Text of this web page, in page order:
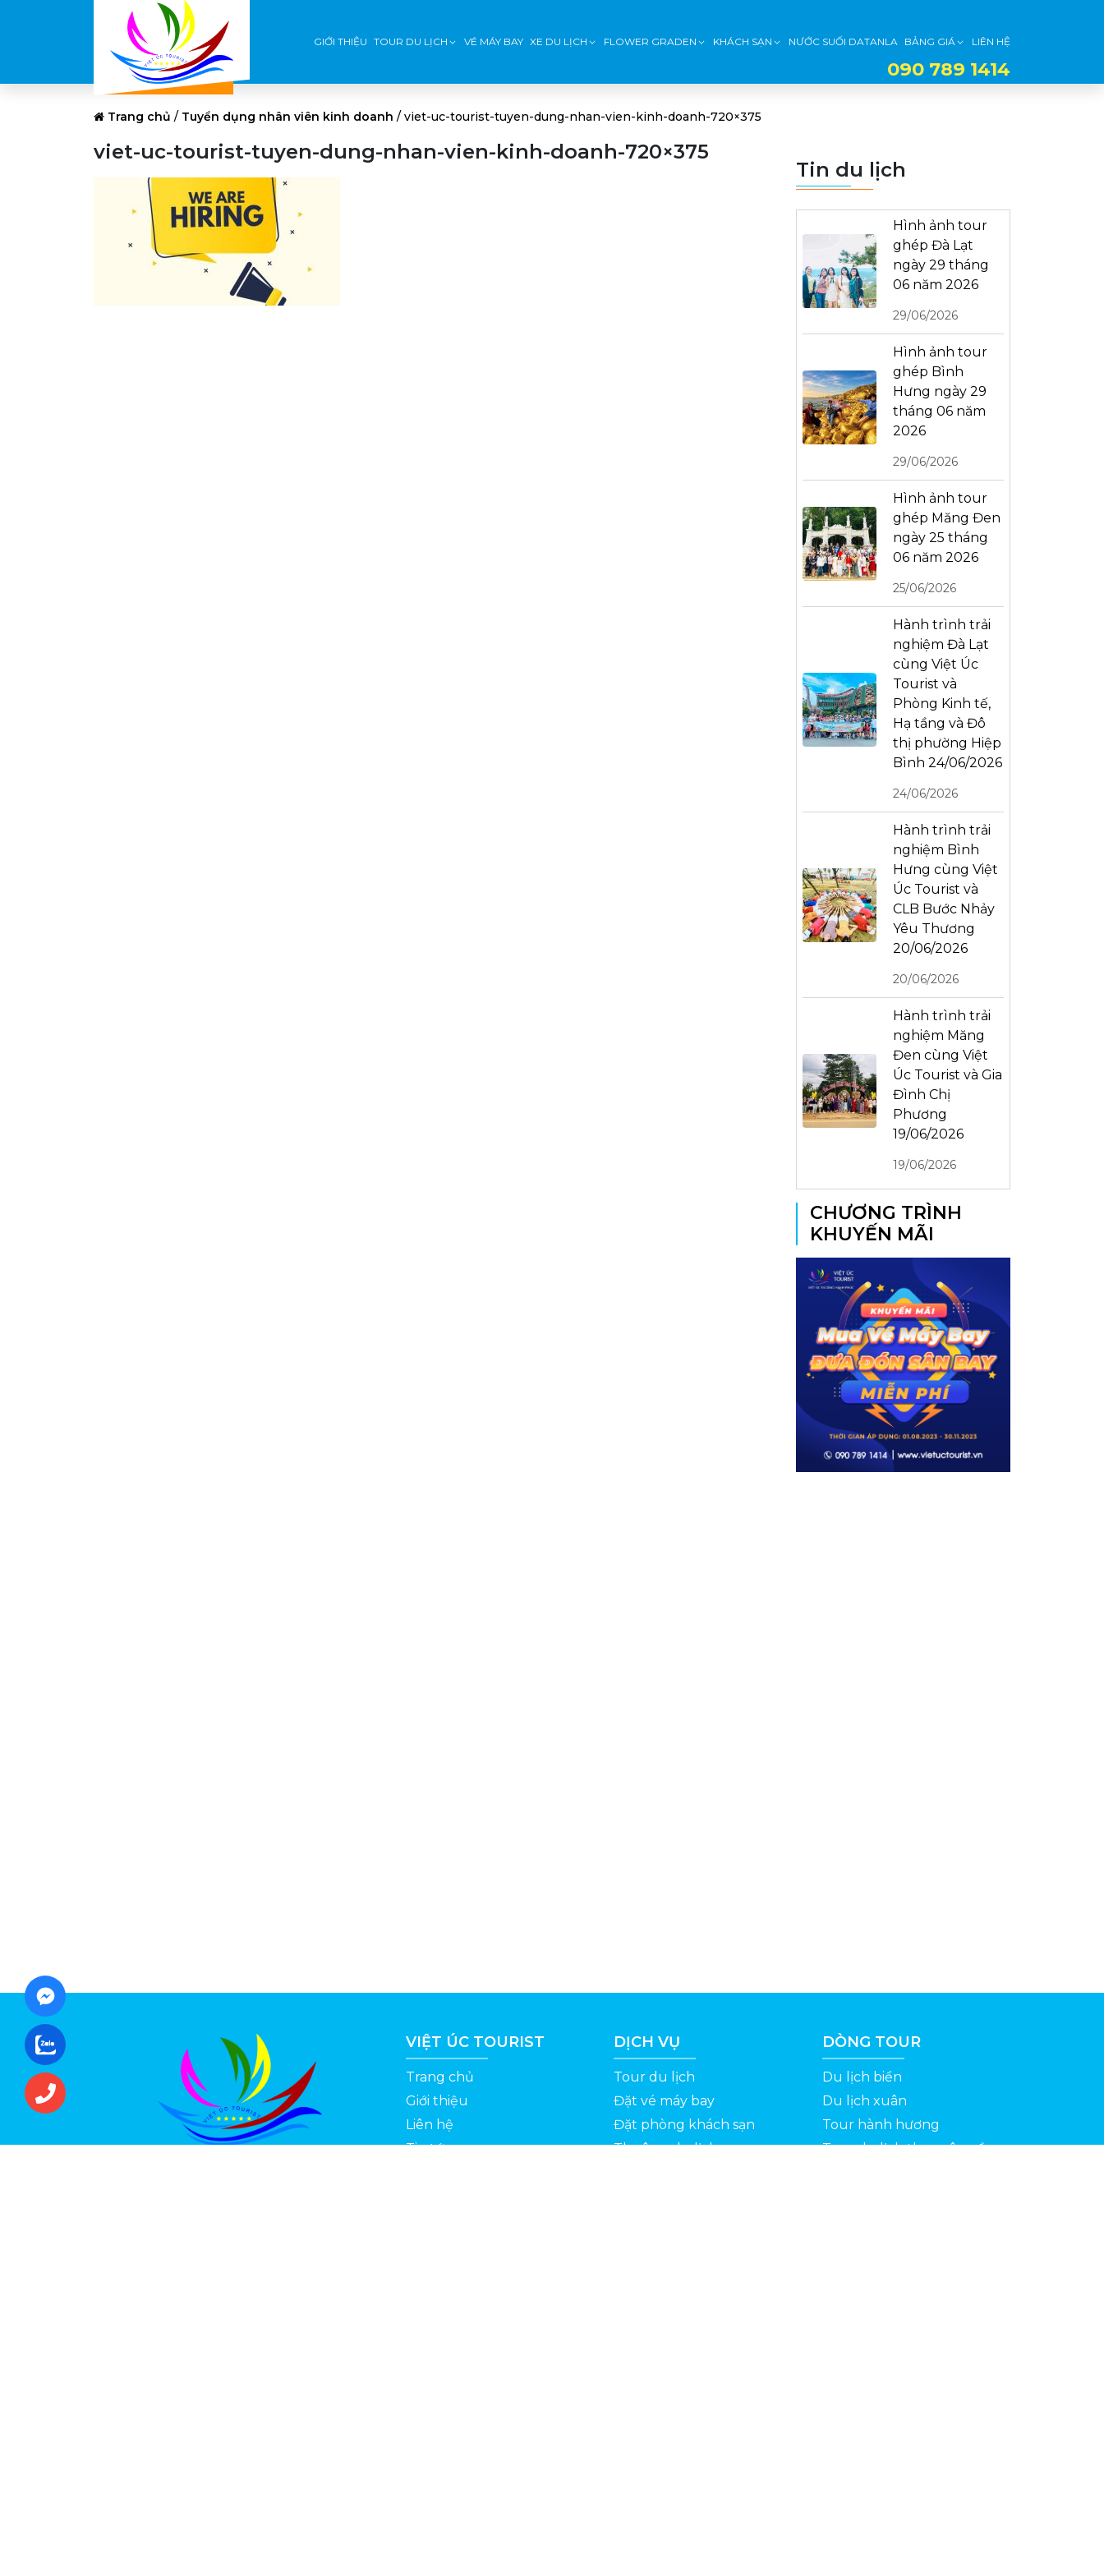
GIỚI THIỆU TOUR DU LỊCH VÉ MÁY BAY XE DU LỊCH FLOWER GRADEN KHÁCH SẠN NƯỚC SUỐI DATANLA BẢNG GIÁ LIÊN HỆ
090 789 1414
Trang chủ / Tuyển dụng nhân viên kinh doanh / viet-uc-tourist-tuyen-dung-nhan-vien-kinh-doanh-720×375
viet-uc-tourist-tuyen-dung-nhan-vien-kinh-doanh-720×375
Tin du lịch
Hình ảnh tour
ghép Đà Lạt
ngày 29 tháng
06 năm 2026
29/06/2026
Hình ảnh tour
ghép Bình
Hưng ngày 29
tháng 06 năm
2026
29/06/2026
Hình ảnh tour
ghép Măng Đen
ngày 25 tháng
06 năm 2026
25/06/2026
Hành trình trải
nghiệm Đà Lạt
cùng Việt Úc
Tourist và
Phòng Kinh tế,
Hạ tầng và Đô
thị phường Hiệp
Bình 24/06/2026
24/06/2026
Hành trình trải
nghiệm Bình
Hưng cùng Việt
Úc Tourist và
CLB Bước Nhảy
Yêu Thương
20/06/2026
20/06/2026
Hành trình trải
nghiệm Măng
Đen cùng Việt
Úc Tourist và Gia
Đình Chị
Phương
19/06/2026
19/06/2026
CHƯƠNG TRÌNH
KHUYẾN MÃI
VIỆT ÚC TOURIST
Trang chủ
Giới thiệu
Liên hệ
Tin tức
DỊCH VỤ
Tour du lịch
Đặt vé máy bay
Đặt phòng khách sạn
Thuê xe du lịch
DÒNG TOUR
Du lịch biển
Du lịch xuân
Tour hành hương
Tour du lịch theo yêu cầu